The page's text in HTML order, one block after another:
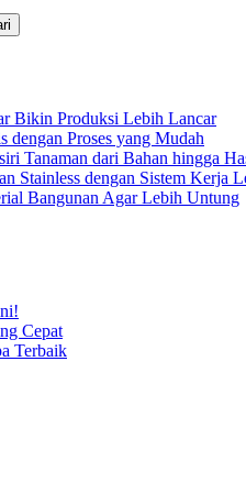
Bikin Produksi Lebih Lancar
dengan Proses yang Mudah
Tanaman dari Bahan hingga
Stainless dengan Sistem Kerja
Bangunan Agar Lebih Untung
Cepat
Terbaik